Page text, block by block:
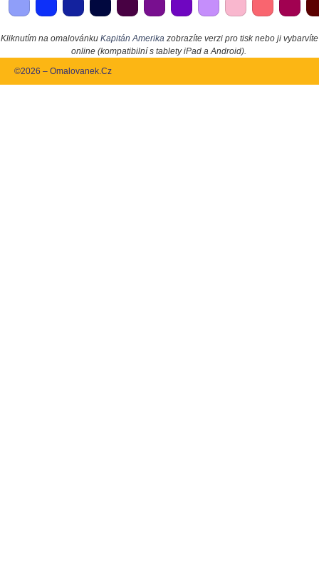
Kliknutím na omalovánku Kapitán Amerika zobrazíte verzi pro tisk nebo ji vybarvíte
online (kompatibilní s tablety iPad a Android).
©2026 – Omalovanek.Cz